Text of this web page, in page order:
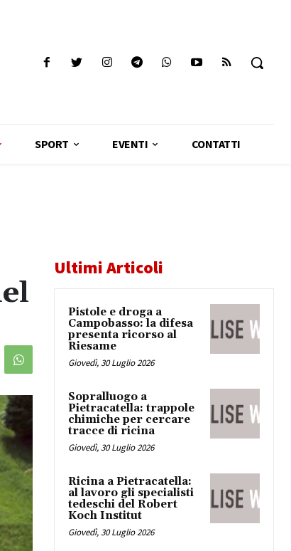
SPORT EVENTI CONTATTI
Ultimi Articoli
Pistole e droga a
Campobasso: la difesa
presenta ricorso al
Riesame
Giovedì, 30 Luglio 2026
Sopralluogo a
Pietracatella: trappole
chimiche per cercare
tracce di ricina
Giovedì, 30 Luglio 2026
Ricina a Pietracatella:
al lavoro gli specialisti
tedeschi del Robert
Koch Institut
Giovedì, 30 Luglio 2026